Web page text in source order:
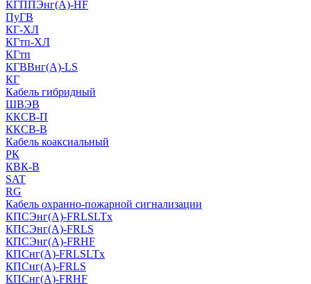
КГППЭнг(A)-HF
ПуГВ
КГ-ХЛ
КГтп-ХЛ
КГтп
КГВВнг(А)-LS
КГ
Кабель гибридный
ШВЭВ
ККСВ-П
ККСВ-В
Кабель коаксиальный
РК
КВК-В
SAT
RG
Кабель охранно-пожарной сигнализации
КПСЭнг(А)-FRLSLTx
КПСЭнг(А)-FRLS
КПСЭнг(А)-FRHF
КПСнг(А)-FRLSLTx
КПСнг(А)-FRLS
КПСнг(А)-FRHF